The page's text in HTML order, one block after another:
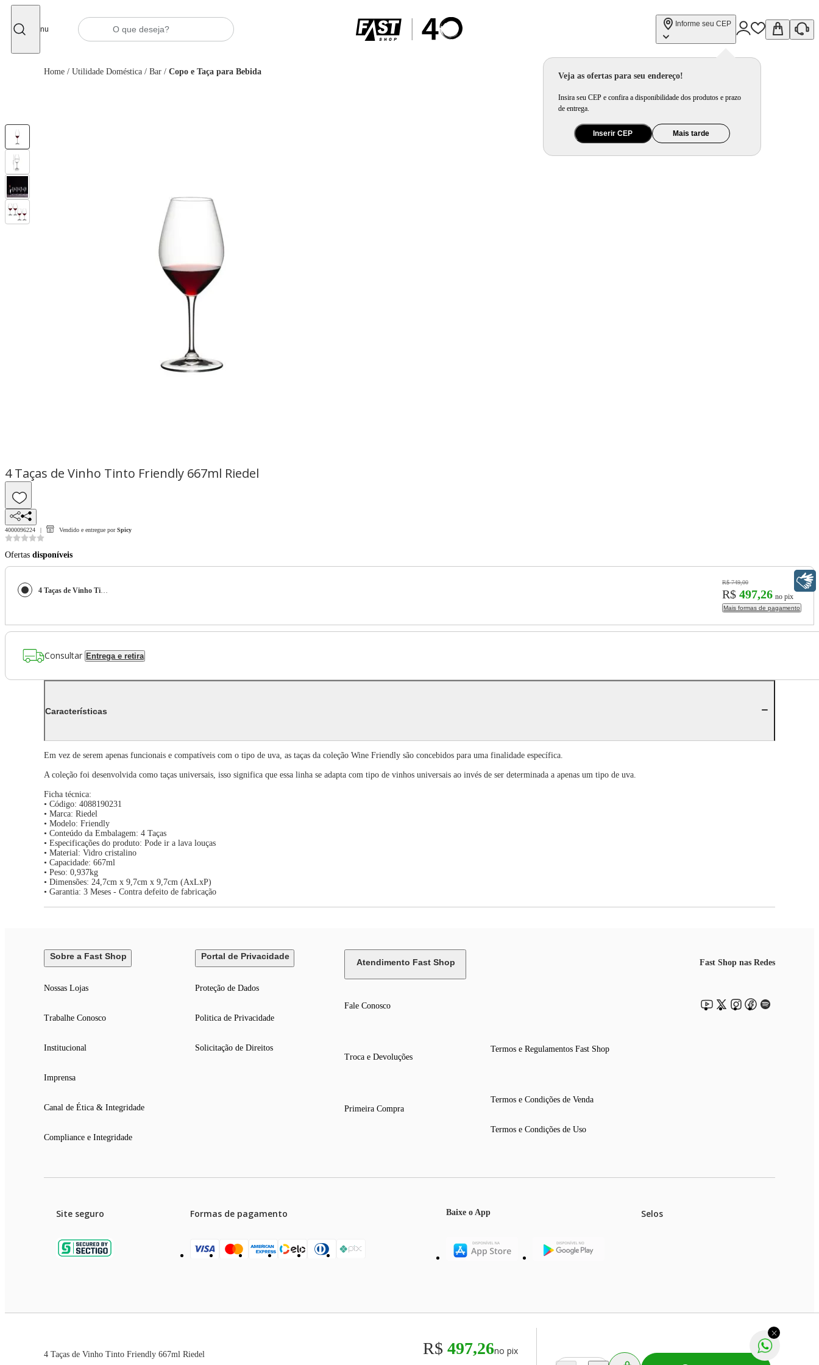
Menu
Informe seu CEP
Veja as ofertas para seu endereço!
Insira seu CEP e confira a disponibilidade dos produtos e prazo
de entrega.
Inserir CEP Mais tarde
Home / Utilidade Doméstica / Bar / Copo e Taça para Bebida
4 Taças de Vinho Tinto Friendly 667ml Riedel R$ 497,26no pix
4 Taças de Vinho Tinto Friendly 667ml Riedel
4000096224 Vendido e entregue por Spicy
Ofertas disponíveis
4 Taças de Vinho Tinto Friendly 667ml Riedel
R$ 749,00
R$ 497,26 no pix
Mais formas de pagamento
Consultar Entrega e retira
Características
Em vez de serem apenas funcionais e compatíveis com o tipo de uva, as taças da coleção Wine Friendly são concebidos para uma finalidade específica.
A coleção foi desenvolvida como taças universais, isso significa que essa linha se adapta com tipo de vinhos universais ao invés de ser determinada a apenas um tipo de uva.
Ficha técnica:
• Código: 4088190231
• Marca: Riedel
• Modelo: Friendly
• Conteúdo da Embalagem: 4 Taças
• Especificações do produto: Pode ir a lava louças
• Material: Vidro cristalino
• Capacidade: 667ml
• Peso: 0,937kg
• Dimensões: 24,7cm x 9,7cm x 9,7cm (AxLxP)
• Garantia: 3 Meses - Contra defeito de fabricação
Sobre a Fast Shop
Nossas Lojas
Trabalhe Conosco
Institucional
Imprensa
Canal de Ética & Integridade
Compliance e Integridade
Portal de Privacidade
Proteção de Dados
Politica de Privacidade
Solicitação de Direitos
Atendimento Fast Shop
Fale Conosco
Troca e Devoluções
Primeira Compra
Termos e Regulamentos Fast Shop
Termos e Condições de Venda
Termos e Condições de Uso
Fast Shop nas Redes
Site seguro Formas de pagamento Baixe o App Selos
Preços e condições de pagamento válidos exclusivamente para compras efetuadas no site, podendo diferir na rede de lojas físicas.
As imagens dos produtos são meramente ilustrativas. Todos os preços e condições comerciais estão sujeitos a alteração sem aviso prévio. Fast Shop S. A. CNPJ: 43.708.379/0001-